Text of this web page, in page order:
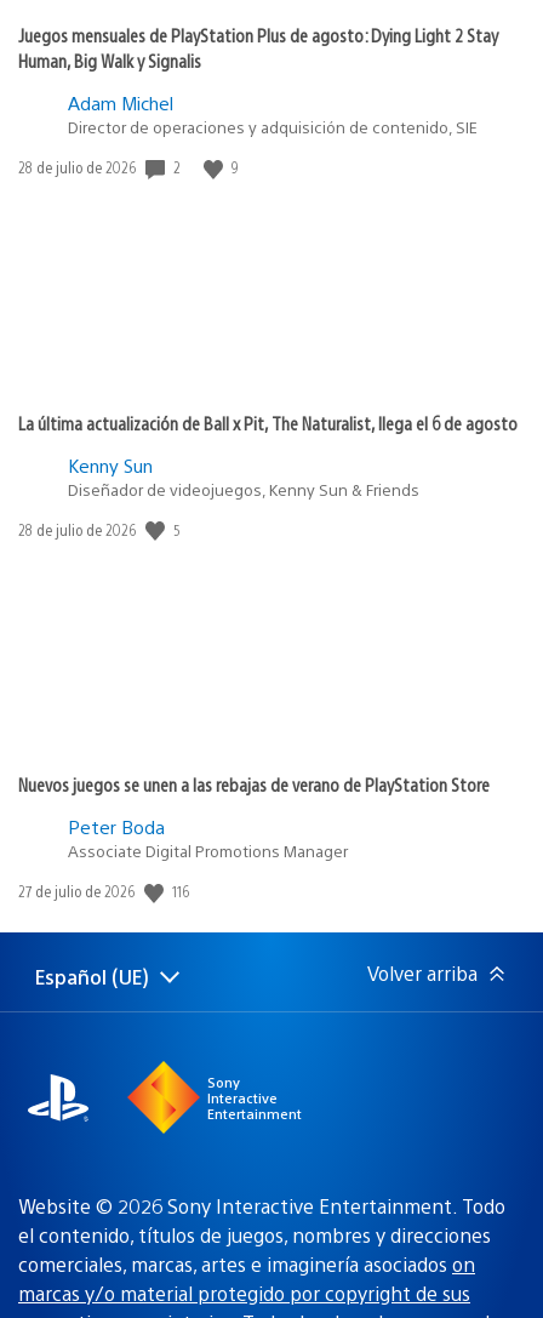
Juegos mensuales de PlayStation Plus de agosto: Dying Light 2 Stay
Human, Big Walk y Signalis
Adam Michel
Director de operaciones y adquisición de contenido, SIE
Fecha
28 de julio de 2026 2 9
La última actualización de Ball x Pit, The Naturalist, llega el 6 de agosto
Kenny Sun
Diseñador de videojuegos, Kenny Sun & Friends
Fecha
28 de julio de 2026 5
Nuevos juegos se unen a las rebajas de verano de PlayStation Store
Peter Boda
Associate Digital Promotions Manager
Fecha
publicación:
27 de julio de 2026 116
Selecciona
Región
Español (UE) Volver arriba
Sony
Interactive
Entertainment
Website © 2026 Sony Interactive Entertainment. Todo
el contenido, títulos de juegos, nombres y direcciones
comerciales, marcas, artes e imaginería asociados on
marcas y/o material protegido por copyright de sus